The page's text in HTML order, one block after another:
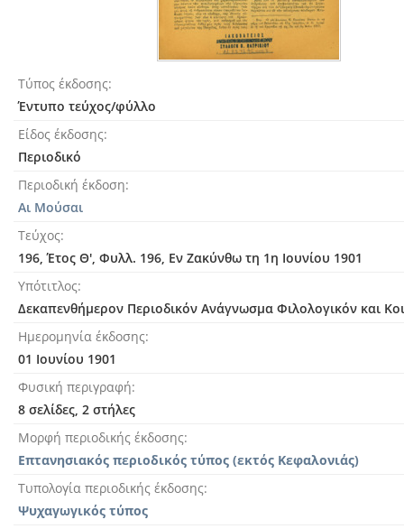
Τύπος έκδοσης
Έντυπο τεύχος/φύλλο
Είδος έκδοσης
Περιοδικό
Περιοδική έκδοση
Αι Μούσαι
Τεύχος
196, Έτος Θ', Φυλλ. 196, Εν Ζακύνθω τη 1η Ιουνίου 1901
Υπότιτλος
Δεκαπενθήμερον Περιοδικόν Ανάγνωσμα Φιλολογικόν και
Ημερομηνία έκδοσης
01 Ιουνίου 1901
Φυσική περιγραφή
8 σελίδες, 2 στήλες
Μορφή περιοδικής έκδοσης
Επτανησιακός περιοδικός τύπος (εκτός Κεφαλονιάς)
Τυπολογία περιοδικής έκδοσης
Ψυχαγωγικός τύπος